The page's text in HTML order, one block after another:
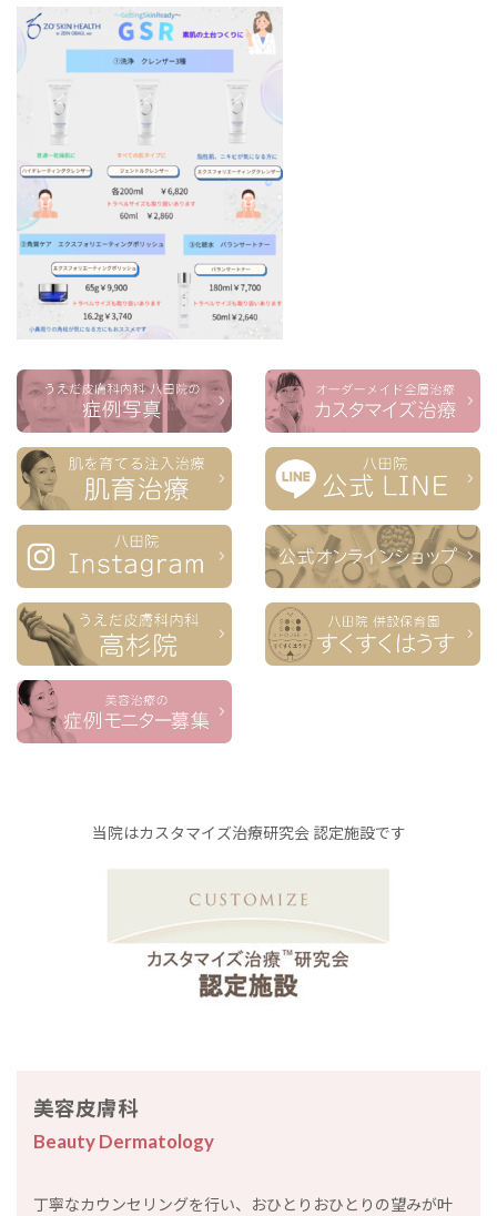
当院はカスタマイズ治療研究会 認定施設です
美容皮膚科
Beauty Dermatology
丁寧なカウンセリングを行い、おひとりおひとりの望みが叶